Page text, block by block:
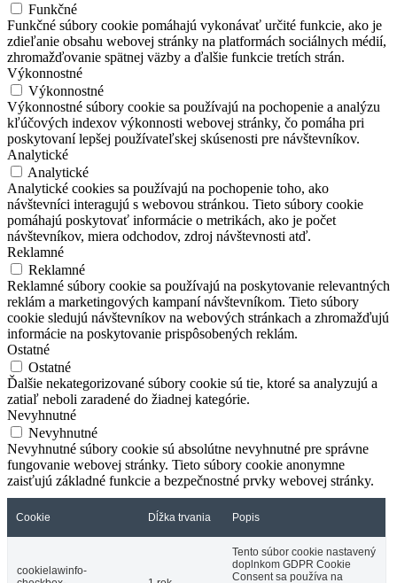
Funkčné
Funkčné súbory cookie pomáhajú vykonávať určité funkcie, ako je
zdieľanie obsahu webovej stránky na platformách sociálnych médií,
zhromažďovanie spätnej väzby a ďalšie funkcie tretích strán.
Výkonnostné
Výkonnostné
Výkonnostné súbory cookie sa používajú na pochopenie a analýzu
kľúčových indexov výkonnosti webovej stránky, čo pomáha pri
poskytovaní lepšej používateľskej skúsenosti pre návštevníkov.
Analytické
Analytické
Analytické cookies sa používajú na pochopenie toho, ako
návštevníci interagujú s webovou stránkou. Tieto súbory cookie
pomáhajú poskytovať informácie o metrikách, ako je počet
návštevníkov, miera odchodov, zdroj návštevnosti atď.
Reklamné
Reklamné
Reklamné súbory cookie sa používajú na poskytovanie relevantných
reklám a marketingových kampaní návštevníkom. Tieto súbory
cookie sledujú návštevníkov na webových stránkach a zhromažďujú
informácie na poskytovanie prispôsobených reklám.
Ostatné
Ostatné
Ďalšie nekategorizované súbory cookie sú tie, ktoré sa analyzujú a
zatiaľ neboli zaradené do žiadnej kategórie.
Nevyhnutné
Nevyhnutné
Nevyhnutné súbory cookie sú absolútne nevyhnutné pre správne
fungovanie webovej stránky. Tieto súbory cookie anonymne
zaisťujú základné funkcie a bezpečnostné prvky webovej stránky.
Cookie Dĺžka trvania Popis
cookielawinfo-
Tento súbor cookie nastavený
doplnkom GDPR Cookie
Consent sa používa na